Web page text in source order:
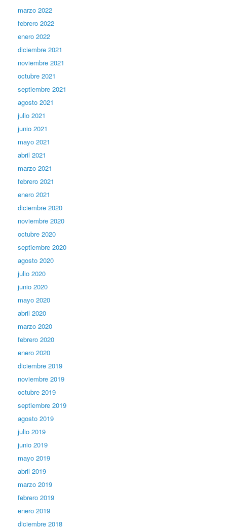
marzo 2022
febrero 2022
enero 2022
diciembre 2021
noviembre 2021
octubre 2021
septiembre 2021
agosto 2021
julio 2021
junio 2021
mayo 2021
abril 2021
marzo 2021
febrero 2021
enero 2021
diciembre 2020
noviembre 2020
octubre 2020
septiembre 2020
agosto 2020
julio 2020
junio 2020
mayo 2020
abril 2020
marzo 2020
febrero 2020
enero 2020
diciembre 2019
noviembre 2019
octubre 2019
septiembre 2019
agosto 2019
julio 2019
junio 2019
mayo 2019
abril 2019
marzo 2019
febrero 2019
enero 2019
diciembre 2018